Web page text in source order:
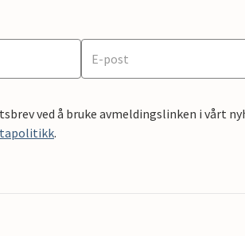
ved å bruke avmeldingslinken i vårt
.